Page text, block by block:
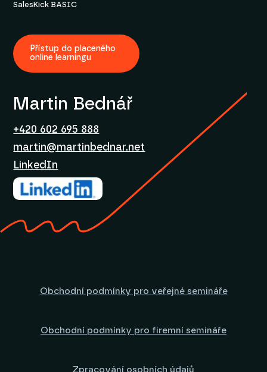
SalesKick BASIC
Přístup do placeného
online learningu
Martin Bednář
+420 602 695 888
martin@martinbednar.net
LinkedIn
Obchodní podmínky pro veřejné semináře
Obchodní podmínky pro firemní semináře
Zpracování osobních údajů